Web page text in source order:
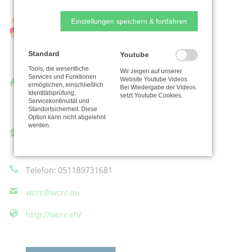
World Communion of Reformed Churches
Knochenhauerstraße 42
30159 Hannover
Telefon: 051189731681
wcrc@wcrc.eu
http://wcrc.ch/
Einstellungen speichern & fortfahren
Standard
Tools, die wesentliche
Services und Funktionen
ermöglichen, einschließlich
Identitätsprüfung,
Servicekontinuität und
Standortsicherheit. Diese
Option kann nicht abgelehnt
werden.
Youtube
Wir zeigen auf unserer
Website Youtube Videos.
Bei Wiedergabe der Videos
setzt Youtube Cookies.